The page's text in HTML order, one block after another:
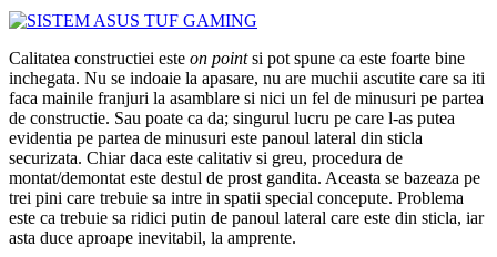
Calitatea constructiei este on pointsi pot spune ca este foarte bine
inchegata. Nu se indoaie la apasare, nu are muchii ascutite care sa iti
faca mainile franjuri la asamblare si nici un fel de minusuri pe partea
de constructie. Sau poate ca da; singurul lucru pe care l-as putea
evidentia pe partea de minusuri este panoul lateral din sticla
securizata. Chiar daca este calitativ si greu, procedura de
montat/demontat este destul de prost gandita. Aceasta se bazeaza pe
trei pini care trebuie sa intre in spatii special concepute. Problema
este ca trebuie sa ridici putin de panoul lateral care este din sticla, iar
asta duce aproape inevitabil, la amprente.